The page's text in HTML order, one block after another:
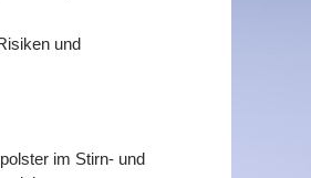
und
im Stirn- und